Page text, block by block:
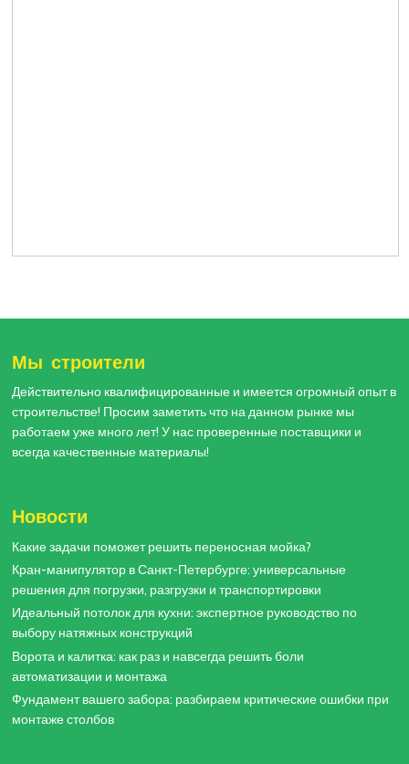
Мы строители
Действительно квалифицированные и имеется огромный опыт в
строительстве! Просим заметить что на данном рынке мы
работаем уже много лет! У нас проверенные поставщики и
всегда качественные материалы!
Новости
Какие задачи поможет решить переносная мойка?
Кран-манипулятор в Санкт-Петербурге: универсальные
решения для погрузки, разгрузки и транспортировки
Идеальный потолок для кухни: экспертное руководство по
выбору натяжных конструкций
Ворота и калитка: как раз и навсегда решить боли
автоматизации и монтажа
Фундамент вашего забора: разбираем критические ошибки при
монтаже столбов